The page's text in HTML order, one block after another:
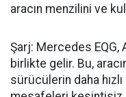
aracın menzilini ve
Şarj: Mercedes EQG,
birlikte gelir. Bu,
sürücülerin daha